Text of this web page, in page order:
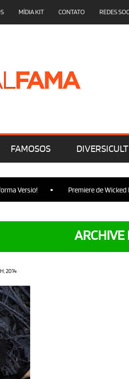
MÍDIA KIT CONTATO REDES
FAMOSOS DIVERSICULT
Versio! Premiere de Wicked
ARCHIVE
2014